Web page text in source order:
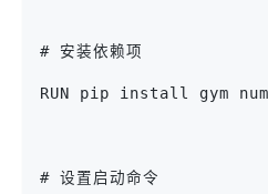
# 安装依赖项
RUN pip install gym
# 设置启动命令